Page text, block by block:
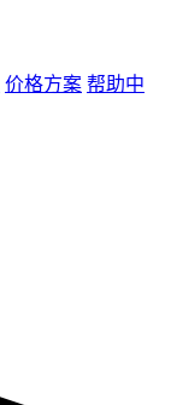
价格方案 帮助中